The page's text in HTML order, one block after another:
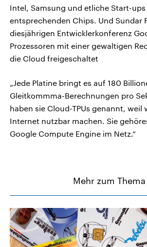
Intel, Samsung und etliche Start-
entsprechenden Chips. Und Sundar
diesjährigen Entwicklerkonferenz
Prozessoren mit einer gewaltigen
die Cloud freigeschaltet
„Jede Platine bringt es auf 180
Gleitkommma-Berechnungen pro
haben sie Cloud-TPUs genannt, weil
Internet nutzbar machen. Sie
Google Compute Engine im Netz.“
Mehr zum Thema